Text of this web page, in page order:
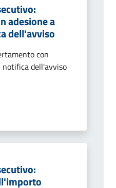
adesione a
dell'avviso
con
notifica dell'avviso